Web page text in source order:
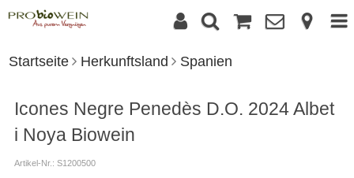
Startseite Herkunftsland Spanien
Icones Negre Penedès D.O. 2024 Albet
i Noya Biowein
Artikel-Nr.: S1200500